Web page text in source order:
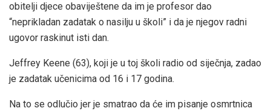
obitelji djece obaviještene da im je profesor dao
“neprikladan zadatak o nasilju u školi” i da je njegov radni
ugovor raskinut isti dan.
Jeffrey Keene (63), koji je u toj školi radio od siječnja, zadao
je zadatak učenicima od 16 i 17 godina.
Na to se odlučio jer je smatrao da će im pisanje osmrtnica